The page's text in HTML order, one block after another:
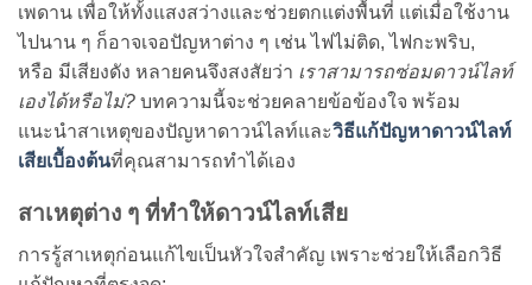
เพดาน เพื่อให้ทั้งแสงสว่างและช่วยตกแต่งพื้นที่ แต่เมื่อใช้งาน
ไปนาน ๆ ก็อาจเจอปัญหาต่าง ๆ เช่น ไฟไม่ติด, ไฟกะพริบ,
หรือ มีเสียงดัง หลายคนจึงสงสัยว่า เราสามารถซ่อมดาวน์ไลท์
เองได้หรือไม่? บทความนี้จะช่วยคลายข้อข้องใจ พร้อม
แนะนำสาเหตุของปัญหาดาวน์ไลท์และวิธีแก้ปัญหาดาวน์ไลท์
เสียเบื้องต้นที่คุณสามารถทำได้เอง
สาเหตุต่าง ๆ ที่ทำให้ดาวน์ไลท์เสีย
การรู้สาเหตุก่อนแก้ไขเป็นหัวใจสำคัญ เพราะช่วยให้เลือกวิธี